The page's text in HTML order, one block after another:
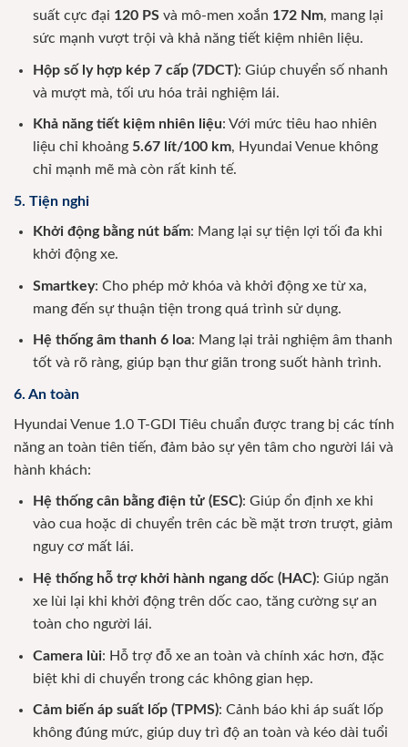
suất cực đại 120 PSvà mô-men xoắn 172 Nm, mang lại
sức mạnh vượt trội và khả năng tiết kiệm nhiên liệu.
Hộp số ly hợp kép 7 cấp (7DCT): Giúp chuyển số nhanh
và mượt mà, tối ưu hóa trải nghiệm lái.
Khả năng tiết kiệm nhiên liệu: Với mức tiêu hao nhiên
liệu chỉ khoảng 5.67 lít/100 km, Hyundai Venue không
chỉ mạnh mẽ mà còn rất kinh tế.
5. Tiện nghi
Khởi động bằng nút bấm: Mang lại sự tiện lợi tối đa khi
khởi động xe.
Smartkey: Cho phép mở khóa và khởi động xe từ xa,
mang đến sự thuận tiện trong quá trình sử dụng.
Hệ thống âm thanh 6 loa: Mang lại trải nghiệm âm thanh
tốt và rõ ràng, giúp bạn thư giãn trong suốt hành trình.
6. An toàn
Hyundai Venue 1.0 T-GDI Tiêu chuẩn được trang bị các tính
năng an toàn tiên tiến, đảm bảo sự yên tâm cho người lái và
hành khách:
Hệ thống cân bằng điện tử (ESC): Giúp ổn định xe khi
vào cua hoặc di chuyển trên các bề mặt trơn trượt, giảm
nguy cơ mất lái.
Hệ thống hỗ trợ khởi hành ngang dốc (HAC): Giúp ngăn
xe lùi lại khi khởi động trên dốc cao, tăng cường sự an
toàn cho người lái.
Camera lùi: Hỗ trợ đỗ xe an toàn và chính xác hơn, đặc
biệt khi di chuyển trong các không gian hẹp.
Cảm biến áp suất lốp (TPMS): Cảnh báo khi áp suất lốp
không đúng mức, giúp duy trì độ an toàn và kéo dài tuổi